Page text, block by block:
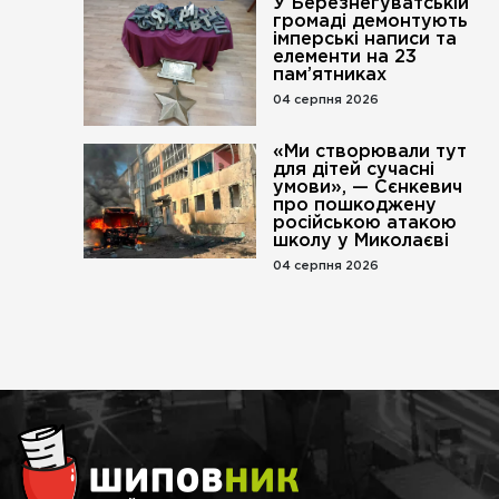
У Березнегуватській
громаді демонтують
імперські написи та
елементи на 23
пам’ятниках
04 серпня 2026
«Ми створювали тут
для дітей сучасні
умови», — Сєнкевич
про пошкоджену
російською атакою
школу у Миколаєві
04 серпня 2026